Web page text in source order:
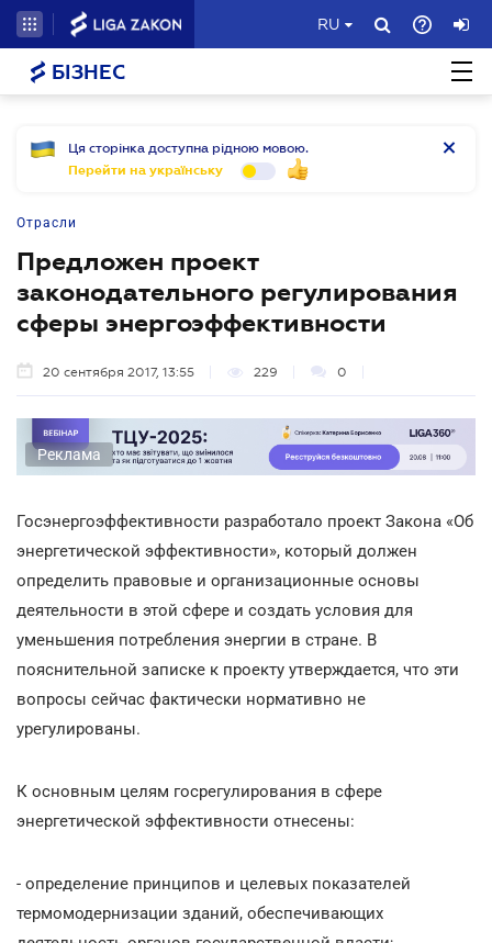
RU
БІЗНЕС
Ця сторінка доступна рідною мовою.
Перейти на українську
Отрасли
Предложен проект
законодательного регулирования
сферы энергоэффективности
20 сентября 2017, 13:55 229 0
Реклама
Госэнергоэффективности разработало проект Закона «Об
энергетической эффективности», который должен
определить правовые и организационные основы
деятельности в этой сфере и создать условия для
уменьшения потребления энергии в стране. В
пояснительной записке к проекту утверждается, что эти
вопросы сейчас фактически нормативно не
урегулированы.
К основным целям госрегулирования в сфере
энергетической эффективности отнесены:
- определение принципов и целевых показателей
термомодернизации зданий, обеспечивающих